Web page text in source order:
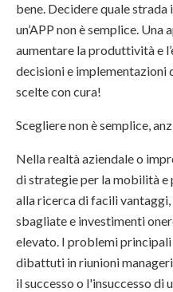
bene. Decidere quale
un’APP non è semplice.
aumentare la produttività e
decisioni e implementazioni
scelte con cura!
Scegliere non è semplice,
Nella realtà aziendale o
di strategie per la mobilità
alla ricerca di facili
sbagliate e investimenti
elevato. I problemi
dibattuti in riunioni
il successo o l'insuccesso di